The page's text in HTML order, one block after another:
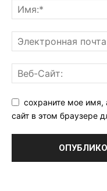
сохраните мое имя,
сайт в этом браузере